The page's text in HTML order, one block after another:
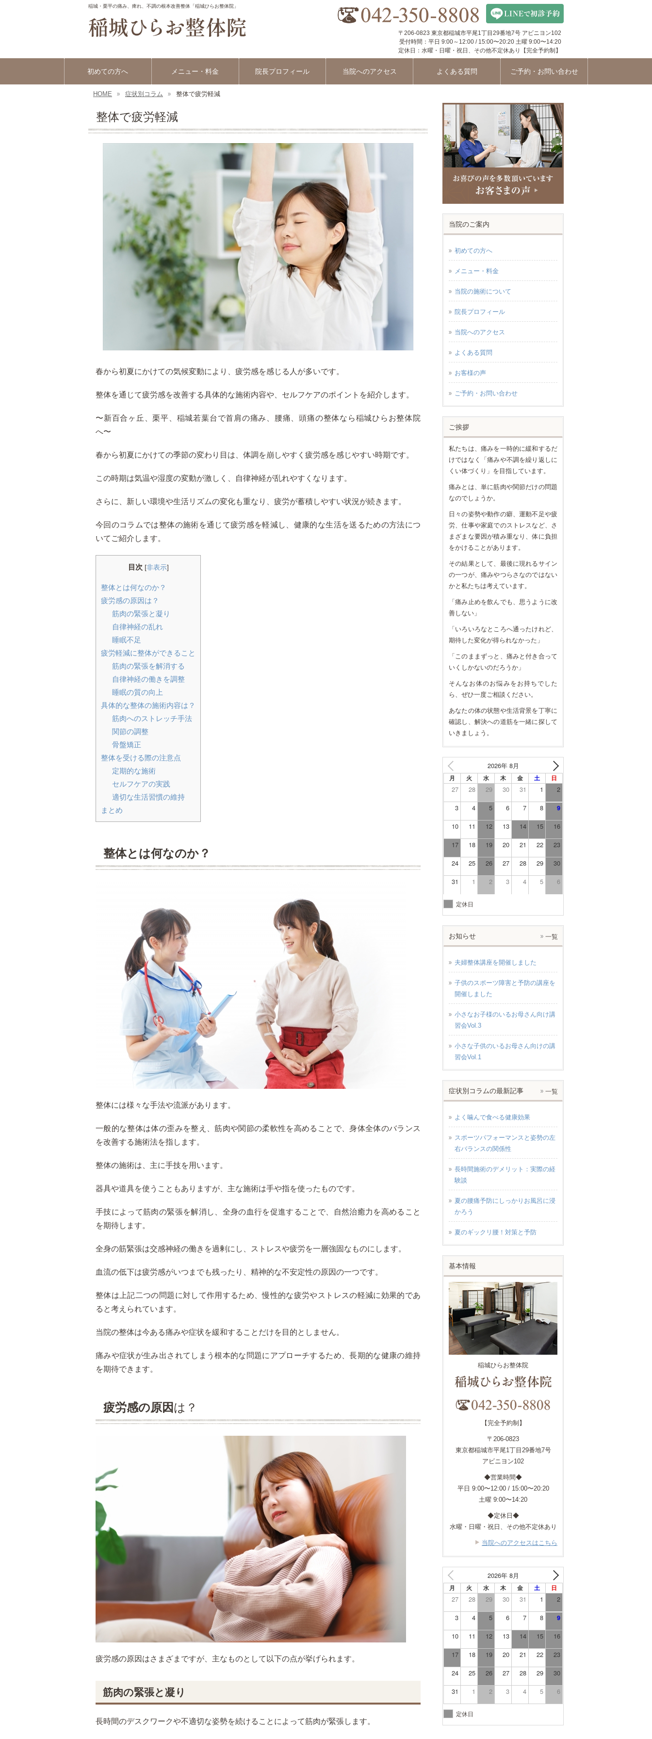
稲城・栗平の痛み、痺れ、不調の根本改善整体「稲城ひらお整体院」
〒206-0823 東京都稲城市平尾1丁目29番地7号 アビニヨン102
受付時間：平日 9:00～12:00 / 15:00〜20:20 土曜 9:00〜14:20
定休日：水曜・日曜・祝日、その他不定休あり【完全予約制】
初めての方へ メニュー・料金 院長プロフィール 当院へのアクセス よくある質問 ご予約・お問い合わせ
HOME 症状別コラム 整体で疲労軽減
整体で疲労軽減
春から初夏にかけての気候変動により、疲労感を感じる人が多いです。
整体を通じて疲労感を改善する具体的な施術内容や、セルフケアのポイントを紹介します。
〜新百合ヶ丘、栗平、稲城若葉台で首肩の痛み、腰痛、頭痛の整体なら稲城ひらお整体院
へ〜
春から初夏にかけての季節の変わり目は、体調を崩しやすく疲労感を感じやすい時期です。
この時期は気温や湿度の変動が激しく、自律神経が乱れやすくなります。
さらに、新しい環境や生活リズムの変化も重なり、疲労が蓄積しやすい状況が続きます。
今回のコラムでは整体の施術を通じて疲労感を軽減し、健康的な生活を送るための方法につ
いてご紹介します。
目次 [非表示]
整体とは何なのか？
疲労感の原因は？
筋肉の緊張と凝り
自律神経の乱れ
睡眠不足
疲労軽減に整体ができること
筋肉の緊張を解消する
自律神経の働きを調整
睡眠の質の向上
具体的な整体の施術内容は？
筋肉へのストレッチ手法
関節の調整
骨盤矯正
整体を受ける際の注意点
定期的な施術
セルフケアの実践
適切な生活習慣の維持
まとめ
整体とは何なのか？
整体には様々な手法や流派があります。
一般的な整体は体の歪みを整え、筋肉や関節の柔軟性を高めることで、身体全体のバランス
を改善する施術法を指します。
整体の施術は、主に手技を用います。
器具や道具を使うこともありますが、主な施術は手や指を使ったものです。
手技によって筋肉の緊張を解消し、全身の血行を促進することで、自然治癒力を高めること
を期待します。
全身の筋緊張は交感神経の働きを過剰にし、ストレスや疲労を一層強固なものにします。
血流の低下は疲労感がいつまでも残ったり、精神的な不安定性の原因の一つです。
整体は上記二つの問題に対して作用するため、慢性的な疲労やストレスの軽減に効果的であ
ると考えられています。
当院の整体は今ある痛みや症状を緩和することだけを目的としません。
痛みや症状が生み出されてしまう根本的な問題にアプローチするため、長期的な健康の維持
を期待できます。
疲労感の原因は？
疲労感の原因はさまざまですが、主なものとして以下の点が挙げられます。
筋肉の緊張と凝り
長時間のデスクワークや不適切な姿勢を続けることによって筋肉が緊張します。
当院のご案内
初めての方へ
メニュー・料金
当院の施術について
院長プロフィール
当院へのアクセス
よくある質問
お客様の声
ご予約・お問い合わせ
ご挨拶
私たちは、痛みを一時的に緩和するだ
けではなく「痛みや不調を繰り返しに
くい体づくり」を目指しています。
痛みとは、単に筋肉や関節だけの問題
なのでしょうか。
日々の姿勢や動作の癖、運動不足や疲
労、仕事や家庭でのストレスなど、さ
まざまな要因が積み重なり、体に負担
をかけることがあります。
その結果として、最後に現れるサイン
の一つが、痛みやつらさなのではない
かと私たちは考えています。
「痛み止めを飲んでも、思うように改
善しない」
「いろいろなところへ通ったけれど、
期待した変化が得られなかった」
「このままずっと、痛みと付き合って
いくしかないのだろうか」
そんなお体のお悩みをお持ちでした
ら、ぜひ一度ご相談ください。
あなたの体の状態や生活背景を丁寧に
確認し、解決への道筋を一緒に探して
いきましょう。
2026年 8月
月 火 水 木 金 土 日
27 28 29 30 31 1
2
3
4 5 6 7 8 9
10 11 12 13 14 15
16
17
18 19 20 21 22
23
24
25 26 27 28 29
30
31
1 2 3 4 5 6
定休日
お知らせ 一覧
夫婦整体講座を開催しました
子供のスポーツ障害と予防の講座を
開催しました
小さなお子様のいるお母さん向け講
習会Vol.3
小さな子供のいるお母さん向けの講
習会Vol.1
症状別コラムの最新記事 一覧
よく噛んで食べる健康効果
スポーツパフォーマンスと姿勢の左
右バランスの関係性
長時間施術のデメリット：実際の経
験談
夏の腰痛予防にしっかりお風呂に浸
かろう
夏のギックリ腰！対策と予防
基本情報
稲城ひらお整体院
【完全予約制】
〒206-0823
東京都稲城市平尾1丁目29番地7号
アビニヨン102
◆営業時間◆
平日 9:00〜12:00 / 15:00〜20:20
土曜 9:00〜14:20
◆定休日◆
水曜・日曜・祝日、その他不定休あり
当院へのアクセスはこちら
2026年 8月
月 火 水 木 金 土 日
27 28 29 30 31 1
2
3
4 5 6 7 8 9
10 11 12 13 14 15
16
17
18 19 20 21 22
23
24
25 26 27 28 29
30
31
1 2 3 4 5 6
定休日